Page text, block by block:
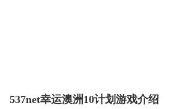
537net幸运澳洲10计划游戏介绍